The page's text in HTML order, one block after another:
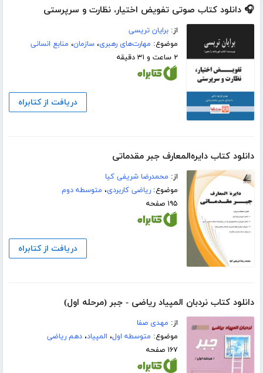
🎧 دانلود کتاب صوتی تفویض اختیار، نظارت و سرپرستی
از:برایان تریسی
موضوع: مهارت‌های رهبری،سازمان، منابع انسانی
۲ ساعت و ۳۱ دقیقه
دریافت از کتابراه
دانلود کتاب دایره‌المعارف‌ جبر مقدماتی
از: محمدرضا شریفی کیا
موضوع:ریاضی کاربردی، متوسطه دوم
۱۹۵ صفحه
دریافت از کتابراه
دانلود کتاب نردبان المپیاد ریاضی - جبر (مرحله اول)
از: مهدی صفا
موضوع: متوسطه اول، المپیاد،دهم ریاضی
۱۶۷ صفحه